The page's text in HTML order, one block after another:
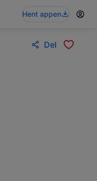
Hent appen
Del